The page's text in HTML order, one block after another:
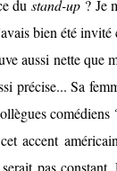
dustand-up ? Je
bien été invité
aussi nette que
précise... Sa
comédiens
accent
pas